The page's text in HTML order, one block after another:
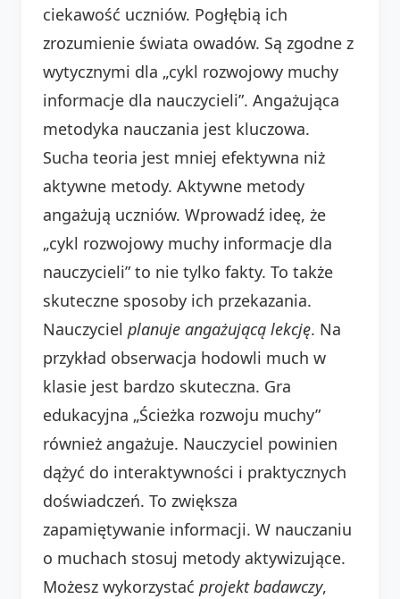
ciekawość uczniów. Pogłębią ich
zrozumienie świata owadów. Są zgodne z
wytycznymi dla „cykl rozwojowy muchy
informacje dla nauczycieli”. Angażująca
metodyka nauczania jest kluczowa.
Sucha teoria jest mniej efektywna niż
aktywne metody. Aktywne metody
angażują uczniów. Wprowadź ideę, że
„cykl rozwojowy muchy informacje dla
nauczycieli” to nie tylko fakty. To także
skuteczne sposoby ich przekazania.
Nauczyciel planuje angażującą lekcję. Na
przykład obserwacja hodowli much w
klasie jest bardzo skuteczna. Gra
edukacyjna „Ścieżka rozwoju muchy”
również angażuje. Nauczyciel powinien
dążyć do interaktywności i praktycznych
doświadczeń. To zwiększa
zapamiętywanie informacji. W nauczaniu
o muchach stosuj metody aktywizujące.
Możesz wykorzystać projekt badawczy,